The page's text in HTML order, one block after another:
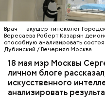
Врач — акушер-гинеколог
Вересаева Роберт Казарян
способную анализировать
Дубинский / Вечерняя Москва
18 мая мэр Москвы
личном блоге
искусственного
анализировать
МОСКВА
СЕРГЕЙ